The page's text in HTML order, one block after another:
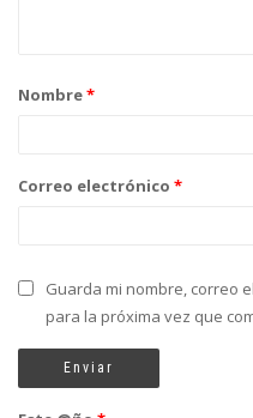
Nombre*
Correo electrónico *
Guarda mi nombre, correo
para la próxima vez que